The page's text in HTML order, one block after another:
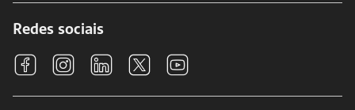
Redes sociais